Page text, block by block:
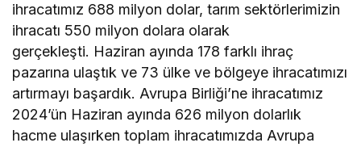
ihracatımız 688 milyon dolar, tarım sektörlerimizin
ihracatı 550 milyon dolara olarak
gerçekleşti. Haziran ayında 178 farklı ihraç
pazarına ulaştık ve 73 ülke ve bölgeye ihracatımızı
artırmayı başardık. Avrupa Birliği’ne ihracatımız
2024’ün Haziran ayında 626 milyon dolarlık
hacme ulaşırken toplam ihracatımızda Avrupa